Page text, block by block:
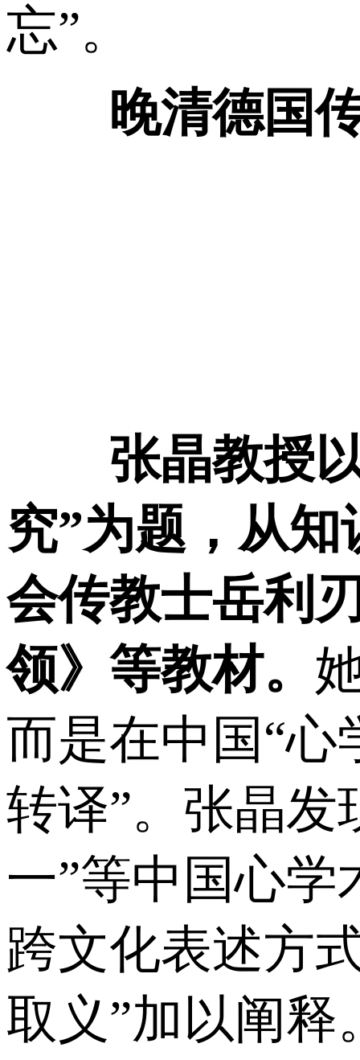
忘”。
晚清德国
张晶教授
究”为题，从
会传教士岳利
领》等教材。
而是在中国“心
转译”。张晶发
一”等中国心
跨文化表述方
取义”加以阐